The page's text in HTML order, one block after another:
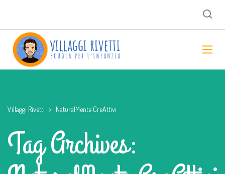
Villaggi Rivetti > NaturalMente CreAttivi
Tag Archives: